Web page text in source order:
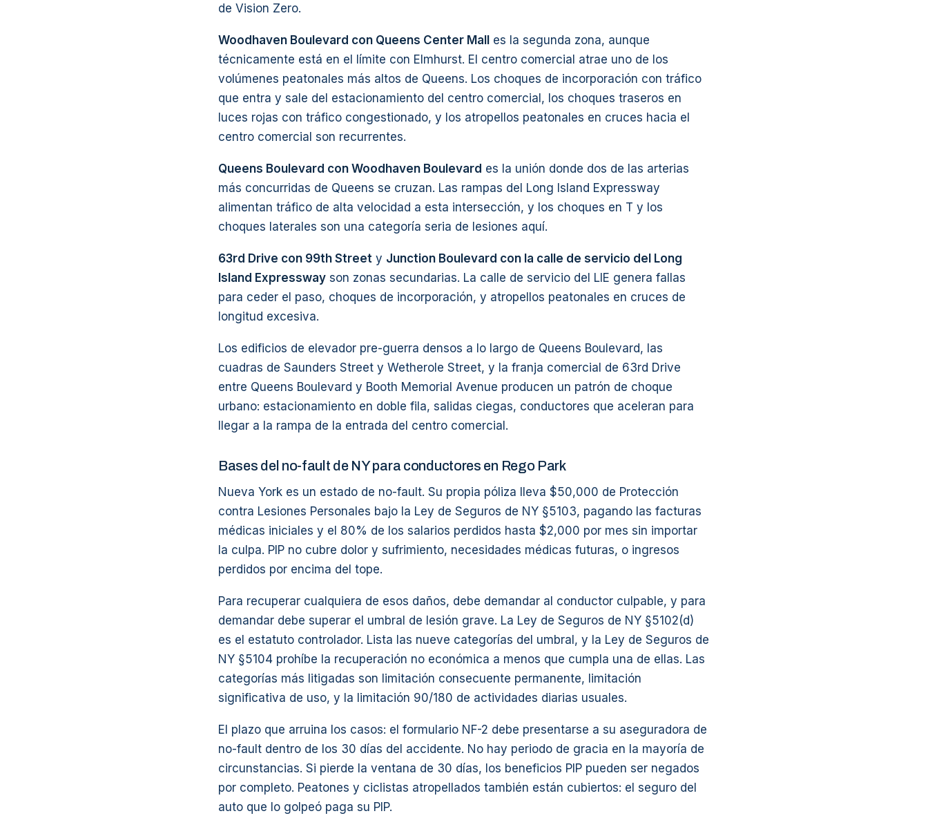
de Vision Zero.
Woodhaven Boulevard con Queens Center Mall
es la segunda zona, aunque
técnicamente está en el límite con Elmhurst. El centro comercial atrae uno de los
volúmenes peatonales más altos de Queens. Los choques de incorporación con tráfico
que entra y sale del estacionamiento del centro comercial, los choques traseros en
luces rojas con tráfico congestionado, y los atropellos peatonales en cruces hacia el
centro comercial son recurrentes.
Queens Boulevard con Woodhaven Boulevard es la unión donde dos de las arterias
más concurridas de Queens se cruzan. Las rampas del Long Island Expressway
alimentan tráfico de alta velocidad a esta intersección, y los choques en T y los
choques laterales son una categoría seria de lesiones aquí.
63rd Drive con 99th Street y Junction Boulevard con la calle de servicio del Long
Island Expressway son zonas secundarias. La calle de servicio del LIE genera fallas
para ceder el paso, choques de incorporación, y atropellos peatonales en cruces de
longitud excesiva.
Los edificios de elevador pre-guerra densos a lo largo de Queens Boulevard, las
cuadras de Saunders Street y Wetherole Street, y la franja comercial de 63rd Drive
entre Queens Boulevard y Booth Memorial Avenue producen un patrón de choque
urbano: estacionamiento en doble fila, salidas ciegas, conductores que aceleran para
llegar a la rampa de la entrada del centro comercial.
Bases del no-fault de NY para conductores en Rego Park
Nueva York es un estado de no-fault. Su propia póliza lleva $50,000 de Protección
contra Lesiones Personales bajo la Ley de Seguros de NY §5103, pagando las facturas
médicas iniciales y el 80% de los salarios perdidos hasta $2,000 por mes sin importar
la culpa. PIP no cubre dolor y sufrimiento, necesidades médicas futuras, o ingresos
perdidos por encima del tope.
Para recuperar cualquiera de esos daños, debe demandar al conductor culpable, y para
demandar debe superar el umbral de lesión grave. La Ley de Seguros de NY §5102(d)
es el estatuto controlador. Lista las nueve categorías del umbral, y la Ley de Seguros de
NY §5104 prohíbe la recuperación no económica a menos que cumpla una de ellas. Las
categorías más litigadas son limitación consecuente permanente, limitación
significativa de uso, y la limitación 90/180 de actividades diarias usuales.
El plazo que arruina los casos: el formulario NF-2 debe presentarse a su aseguradora de
no-fault dentro de los 30 días del accidente. No hay periodo de gracia en la mayoría de
circunstancias. Si pierde la ventana de 30 días, los beneficios PIP pueden ser negados
por completo. Peatones y ciclistas atropellados también están cubiertos: el seguro del
auto que lo golpeó paga su PIP.